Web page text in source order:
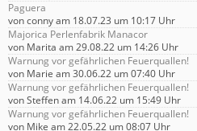
Paguera
vonconnyam 18.07.23 um 10:17 Uhr
Majorica Perlenfabrik Manacor
von Marita am 29.08.22 um 14:26 Uhr
Warnung vor gefährlichen Feuerquallen!
von Marie am 30.06.22 um 07:40 Uhr
Warnung vor gefährlichen Feuerquallen!
vonSteffenam 14.06.22 um 15:49 Uhr
Warnung vor gefährlichen Feuerquallen!
von Mike am 22.05.22 um 08:07 Uhr